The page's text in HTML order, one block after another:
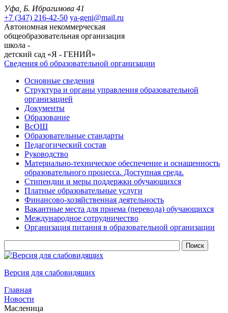
Уфа, Б. Ибрагимова 41
+7 (347) 216-42-50 ya-geni@mail.ru
Автономная некоммерческая
общеобразовательная организация
школа -
детский сад «Я - ГЕНИЙ»
Сведения об образовательной организации
Основные сведения
Структура и органы управления образовательной
организацией
Документы
Образование
ВсОШ
Образовательные стандарты
Педагогический состав
Руководство
Материально-техническое обеспечение и оснащенность
образовательного процесса. Доступная среда.
Стипендии и меры поддержки обучающихся
Платные образовательные услуги
Финансово-хозяйственная деятельность
Вакантные места для приема (перевода) обучающихся
Международное сотрудничество
Организация питания в образовательной организации
Версия для слабовидящих
Главная
Новости
Масленица